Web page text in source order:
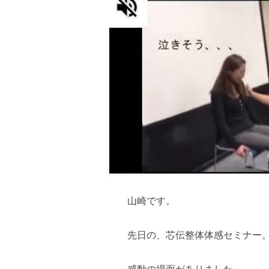
山崎です。
先日の、芯伝整体体感セミナー